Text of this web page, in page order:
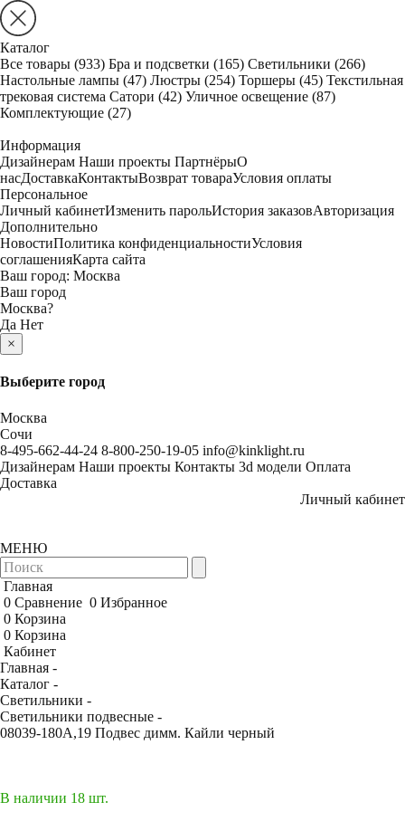
Каталог
Все товары (933) Бра и подсветки (165) Светильники (266)
Настольные лампы (47) Люстры (254) Торшеры (45) Текстильная
трековая система Сатори (42) Уличное освещение (87)
Комплектующие (27)
Информация
Дизайнерам Наши проекты ПартнёрыО
насДоставкаКонтактыВозврат товараУсловия оплаты
Персональное
Личный кабинетИзменить парольИстория заказовАвторизация
Дополнительно
НовостиПолитика конфиденциальностиУсловия
соглашенияКарта сайта
Ваш город: Москва
Ваш город
Москва?
Да Нет
×
Выберите город
Москва
Сочи
8-495-662-44-24 8-800-250-19-05 info@kinklight.ru
Дизайнерам Наши проекты Контакты 3d модели Оплата
Доставка
Личный кабинет
МЕНЮ
Главная
0 Сравнение 0 Избранное
0 Корзина
0 Корзина
Кабинет
Главная -
Каталог -
Светильники -
Светильники подвесные -
08039-180A,19 Подвес димм. Кайли черный
В наличии 18 шт.